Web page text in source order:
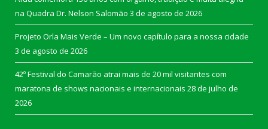
na Quadra Dr. Nelson Salomão 3 de agosto de 2026
Projeto Orla Mais Verde – Um novo capítulo para a nossa cidade
3 de agosto de 2026
42º Festival do Camarão atrai mais de 20 mil visitantes com
maratona de shows nacionais e internacionais 28 de julho de
2026